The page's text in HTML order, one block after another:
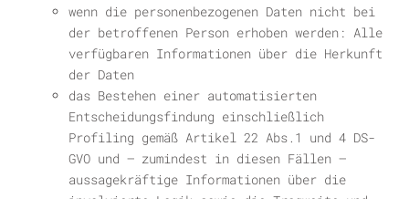
wenn die personenbezogenen Daten nicht bei
der betroffenen Person erhoben werden: Alle
verfügbaren Informationen über die Herkunft
der Daten
das Bestehen einer automatisierten
Entscheidungsfindung einschließlich
Profiling gemäß Artikel 22 Abs.1 und 4 DS-
GVO und — zumindest in diesen Fällen —
aussagekräftige Informationen über die